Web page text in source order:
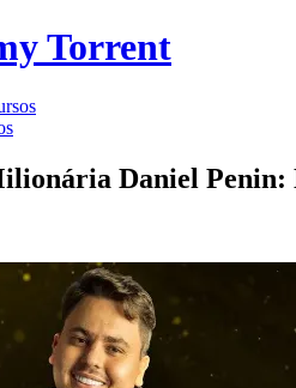
Torrent
Daniel Penin: